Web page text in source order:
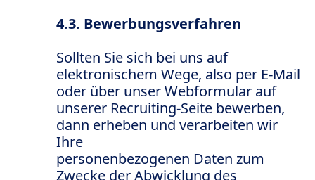
4.3. Bewerbungsverfahren
Sollten Sie sich bei uns auf
elektronischem Wege, also per E-Mail
oder über unser Webformular auf
unserer Recruiting-Seite bewerben,
dann erheben und verarbeiten wir
Ihre
personenbezogenen Daten zum
Zwecke der Abwicklung des